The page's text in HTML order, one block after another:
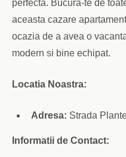
perfecta. Bucura-te de
aceasta cazare
ocazia de a avea o
modern si bine echipat.
Locatia Noastra:
Adresa: Strada
Informatii de Contact: